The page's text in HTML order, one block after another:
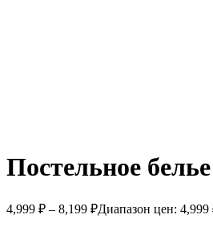
Постельное
4,999 ₽ – 8,199 ₽Диапазон цен: 4,999